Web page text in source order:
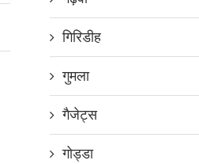
गिरिडीह
गुमला
गैजेट्स
गोड्डा